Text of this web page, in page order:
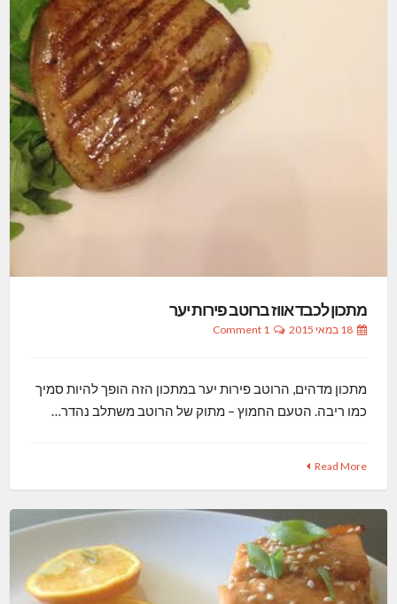
מתכון לכבד אווז ברוטב פירות יער
18 במאי 2015 1 Comment
מתכון מדהים, הרוטב פירות יער במתכון הזה הופך להיות סמיך
כמו ריבה. הטעם החמוץ – מתוק של הרוטב משתלב נהדר…
Read More